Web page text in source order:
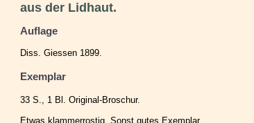
aus der Lidhaut.
Auflage
Diss. Giessen 1899.
Exemplar
33 S., 1 Bl. Original-Broschur.
Etwas klammerrostig. Sonst gutes Exemplar.